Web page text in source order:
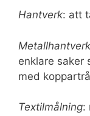
Hantverk: att
Metallhantverk
enklare saker
med
Textilmålning: